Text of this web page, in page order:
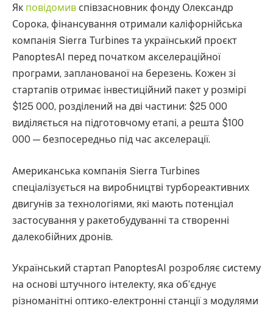
Як повідомив співзасновник фонду Олександр
Сорока, фінансування отримали каліфорнійська
компанія Sierra Turbines та український проєкт
PanoptesAI перед початком акселераційної
програми, запланованої на березень. Кожен зі
стартапів отримає інвестиційний пакет у розмірі
$125 000, розділений на дві частини: $25 000
виділяється на підготовчому етапі, а решта $100
000 — безпосередньо під час акселерації.
Американська компанія Sierra Turbines
спеціалізується на виробництві турбореактивних
двигунів за технологіями, які мають потенціал
застосування у ракетобудуванні та створенні
далекобійних дронів.
Український стартап PanoptesAI розробляє систему
на основі штучного інтелекту, яка об’єднує
різноманітні оптико-електронні станції з модулями